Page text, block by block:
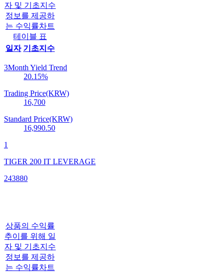
자 및 기초지수
정보를 제공하
는 수익률차트
테이블 표
일자 기초지수
3Month Yield Trend
20.15%
Trading Price(KRW)
16,700
Standard Price(KRW)
16,990.50
1
TIGER 200 IT LEVERAGE
243880
상품의 수익률
추이를 위해 일
자 및 기초지수
정보를 제공하
는 수익률차트